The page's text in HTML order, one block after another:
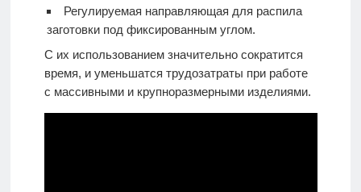
Регулируемая направляющая для распила
заготовки под фиксированным углом.
С их использованием значительно сократится
время, и уменьшатся трудозатраты при работе
с массивными и крупноразмерными изделиями.